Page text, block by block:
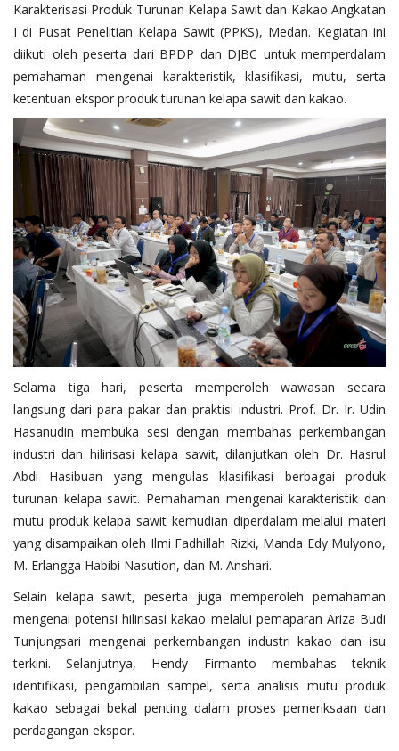
Karakterisasi Produk Turunan Kelapa Sawit dan Kakao Angkatan
I di Pusat Penelitian Kelapa Sawit (PPKS), Medan. Kegiatan ini
diikuti oleh peserta dari BPDP dan DJBC untuk memperdalam
pemahaman mengenai karakteristik, klasifikasi, mutu, serta
ketentuan ekspor produk turunan kelapa sawit dan kakao.
Selama tiga hari, peserta memperoleh wawasan secara
langsung dari para pakar dan praktisi industri. Prof. Dr. Ir. Udin
Hasanudin membuka sesi dengan membahas perkembangan
industri dan hilirisasi kelapa sawit, dilanjutkan oleh Dr. Hasrul
Abdi Hasibuan yang mengulas klasifikasi berbagai produk
turunan kelapa sawit. Pemahaman mengenai karakteristik dan
mutu produk kelapa sawit kemudian diperdalam melalui materi
yang disampaikan oleh Ilmi Fadhillah Rizki, Manda Edy Mulyono,
M. Erlangga Habibi Nasution, dan M. Anshari.
Selain kelapa sawit, peserta juga memperoleh pemahaman
mengenai potensi hilirisasi kakao melalui pemaparan Ariza Budi
Tunjungsari mengenai perkembangan industri kakao dan isu
terkini. Selanjutnya, Hendy Firmanto membahas teknik
identifikasi, pengambilan sampel, serta analisis mutu produk
kakao sebagai bekal penting dalam proses pemeriksaan dan
perdagangan ekspor.